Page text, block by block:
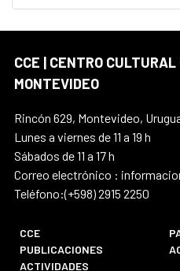
CCE | CENTRO
MONTEVIDEO
Rincón 629, Montevideo,
Lunes a viernes de 11 a 19 h
Sábados de 11 a 17 h
Correo electrónico :
Teléfono:(+598) 2915 2250
CCE
PUBLICACIONES
ACTIVIDADES